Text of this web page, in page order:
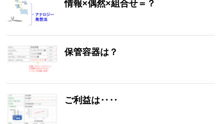
情報×偶然×組合せ＝？
保管容器は？
ご利益は‥‥